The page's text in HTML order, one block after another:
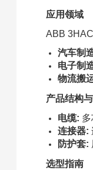
应用领域
ABB
汽车制
电子制
物流搬
产品结构
电缆:
连接器:
防护套:
选型指南